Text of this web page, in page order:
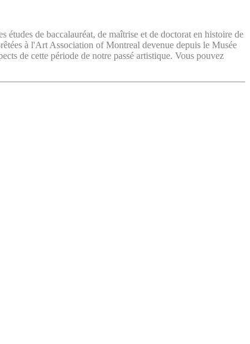
études de baccalauréat, de maîtrise et de doctorat en histoire de
à l'Art Association of Montreal devenue depuis le Musée
de cette période de notre passé artistique. Vous pouvez